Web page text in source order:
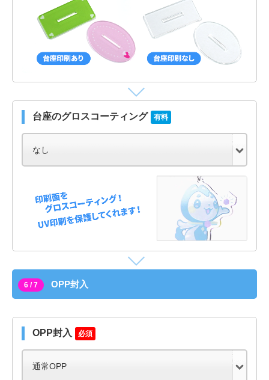
台座のグロスコーティング 有料
6 / 7 OPP封入
OPP封入 必須